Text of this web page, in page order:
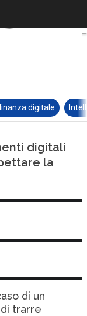
digitale
digitali
la
di un
trarre